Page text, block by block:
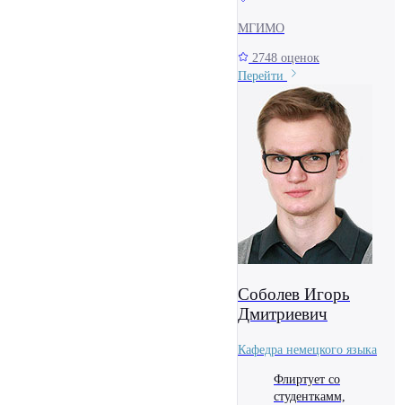
МГИМО
2748 оценок
Перейти
Соболев Игорь
Дмитриевич
Кафедра немецкого языка
Флиртует со
студенткамм,